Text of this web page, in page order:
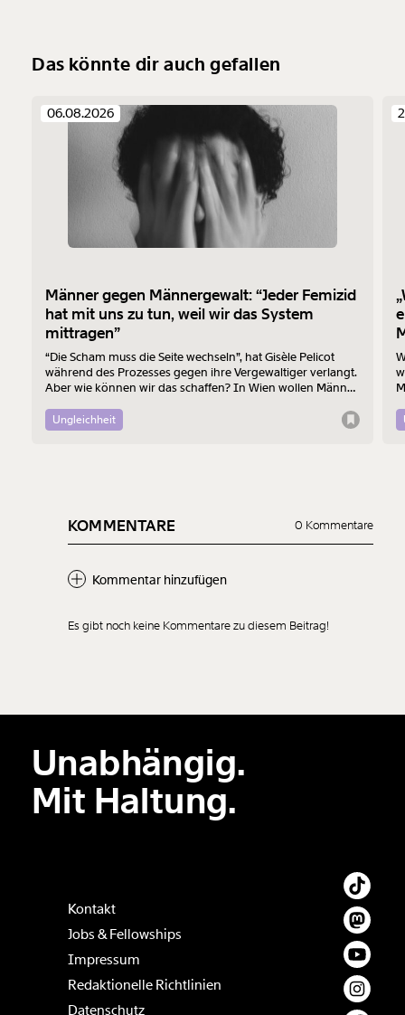
Das könnte dir auch gefallen
06.08.2026
Männer gegen Männergewalt: “Jeder Femizid
hat mit uns zu tun, weil wir das System
mittragen”
“Die Scham muss die Seite wechseln”, hat Gisèle Pelicot
während des Prozesses gegen ihre Vergewaltiger verlangt.
Aber wie können wir das schaffen? In Wien wollen Männer
Männergewalt den ersten Schritt machen.
Ungleichheit
KOMMENTARE 0 Kommentare
Kommentar hinzufügen
Der Inhalt dieses Feldes wird nicht öffentlich zugänglich angezeigt.
Es gibt noch keine Kommentare zu diesem Beitrag!
Unabhängig.
Mit Haltung.
Kontakt
Jobs & Fellowships
Impressum
Redaktionelle Richtlinien
Datenschutz